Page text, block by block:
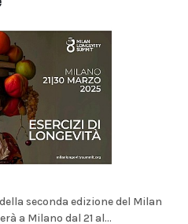
seconda edizione del Milan
a Milano dal 21 al...